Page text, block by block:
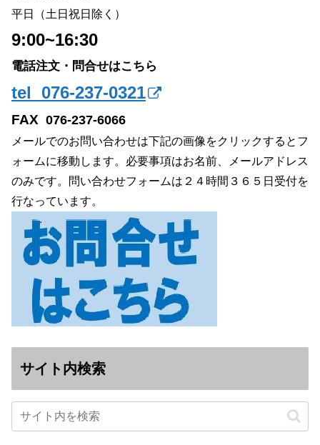
平日（土日祝日除く）
9:00~16:30
電話注文・問合せはこちら
tel 076-237-0321
FAX 076-237-6066
メールでのお問い合わせは下記の画像をクリックするとフ
ォームに移動します。必要事項はお名前、メールアドレス
のみです。問い合わせフォームは２４時間３６５日受付を
行なっています。
サイト内検索